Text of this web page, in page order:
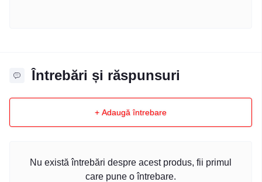
Întrebări și răspunsuri
+ Adaugă întrebare
Nu există întrebări despre acest produs, fii primul
care pune o întrebare.